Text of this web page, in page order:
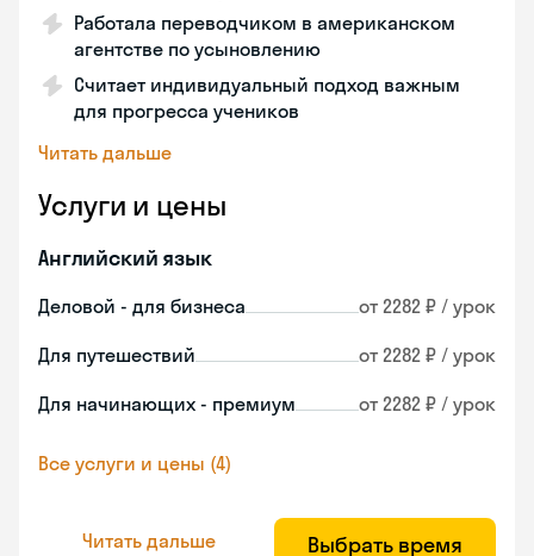
Работала переводчиком в американском
агентстве по усыновлению
Считает индивидуальный подход важным
для прогресса учеников
Читать дальше
Услуги и цены
Английский язык
Деловой - для бизнеса от 2282 ₽ / урок
Для путешествий от 2282 ₽ / урок
Для начинающих - премиум от 2282 ₽ / урок
Все услуги и цены (4)
Читать дальше Выбрать время